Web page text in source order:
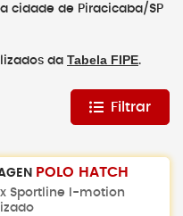
cidade de Piracicaba/SP
da Tabela FIPE.
Filtrar
POLO HATCH
Sportline I-motion